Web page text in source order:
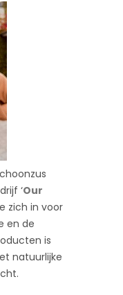
‘Our
zich in voor
en de
is
natuurlijke